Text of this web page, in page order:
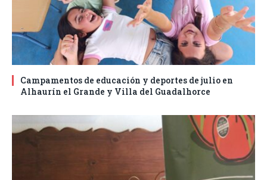
Campamentos de educación y deportes de julio en
Alhaurín el Grande y Villa del Guadalhorce